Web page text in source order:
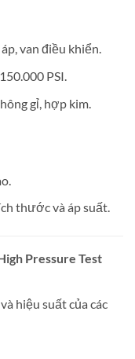
van điều khiển.
PSI.
gỉ, hợp kim.
thước và áp suất.
Pressure Test
hiệu suất của các